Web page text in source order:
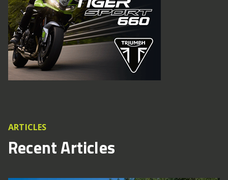
ARTICLES
Recent Articles